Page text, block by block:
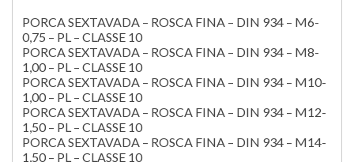
PORCA SEXTAVADA – ROSCA FINA – DIN 934 – M6-
0,75 – PL – CLASSE 10
PORCA SEXTAVADA – ROSCA FINA – DIN 934 – M8-
1,00 – PL – CLASSE 10
PORCA SEXTAVADA – ROSCA FINA – DIN 934 – M10-
1,00 – PL – CLASSE 10
PORCA SEXTAVADA – ROSCA FINA – DIN 934 – M12-
1,50 – PL – CLASSE 10
PORCA SEXTAVADA – ROSCA FINA – DIN 934 – M14-
1,50 – PL – CLASSE 10